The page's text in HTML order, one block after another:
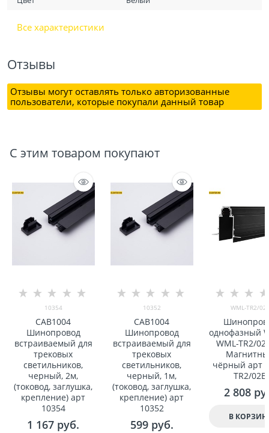
Все характеристики
Отзывы
Отзывы могут оставлять только авторизованные
пользователи, которые покупали данный товар
С этим товаром покупают
10354
CAB1004
Шинопровод
встраиваемый для
трековыx
светильников,
черный, 2м,
(токовод, заглушка,
крепление) арт
10354
1 167 руб.
10352
CAB1004
Шинопровод
встраиваемый для
трековыx
светильников,
черный, 1м,
(токовод, заглушка,
крепление) арт
10352
599 руб.
WML-TR2/
однофазный
WML-TR2/
чёрный арт
TR2/02B
2 808
В